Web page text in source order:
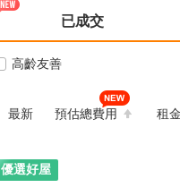
已成交
高齡友善
最新 預估總費用 租
優選好屋